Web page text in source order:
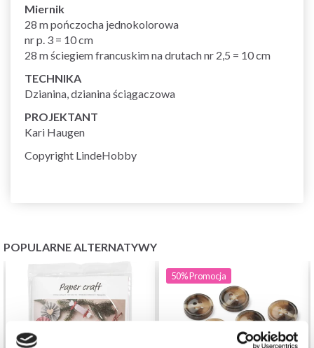
Miernik
28 m pończocha jednokolorowa
nr p. 3 = 10 cm
28 m ściegiem francuskim na drutach nr 2,5 = 10 cm
TECHNIKA
Dzianina, dzianina ściągaczowa
PROJEKTANT
Kari Haugen
Copyright LindeHobby
POPULARNE ALTERNATYWY
50%Promocja